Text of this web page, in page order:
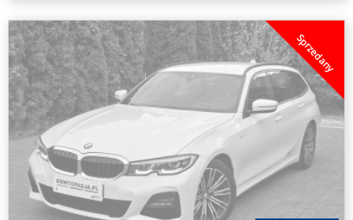
Sprzedany